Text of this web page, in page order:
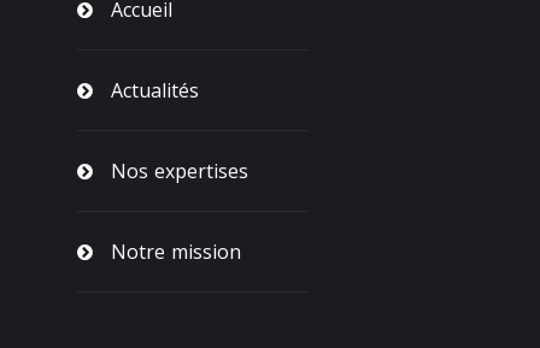
Accueil
Actualités
Nos expertises
Notre mission